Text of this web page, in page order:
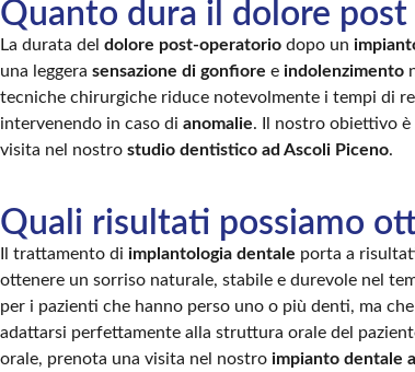
Quanto dura il dolore
La durata del dolore post-operatorio dopo un
una leggera sensazione di gonfiore e indolenzimento
tecniche chirurgiche riduce notevolmente i tempi di
intervenendo in caso di anomalie. Il nostro obiettivo
visita nel nostro studio dentistico ad Ascoli Piceno.
Quali risultati possiamo
Il trattamento di implantologia dentale porta a
ottenere un sorriso naturale, stabile e durevole nel
per i pazienti che hanno perso uno o più denti, ma
adattarsi perfettamente alla struttura orale del
orale, prenota una visita nel nostro impianto dentale